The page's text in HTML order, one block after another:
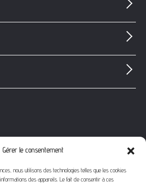
Gérer le consentement
nous utilisons des technologies telles que les cookies
des appareils. Le fait de consentir à ces